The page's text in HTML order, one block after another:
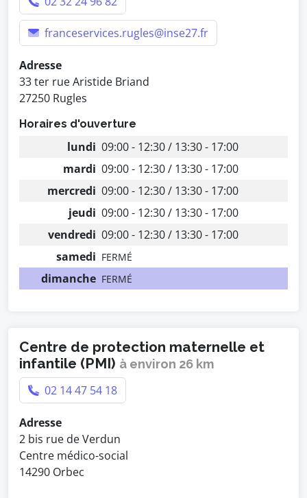
franceservices.rugles@inse27.fr
Adresse
33 ter rue Aristide Briand
27250 Rugles
Horaires d'ouverture
lundi 09:00 - 12:30 / 13:30 - 17:00
mardi 09:00 - 12:30 / 13:30 - 17:00
mercredi 09:00 - 12:30 / 13:30 - 17:00
jeudi 09:00 - 12:30 / 13:30 - 17:00
vendredi 09:00 - 12:30 / 13:30 - 17:00
samedi FERMÉ
dimanche FERMÉ
Centre de protection maternelle et
infantile (PMI) à environ 26 km
02 14 47 54 18
Adresse
2 bis rue de Verdun
Centre médico-social
14290 Orbec